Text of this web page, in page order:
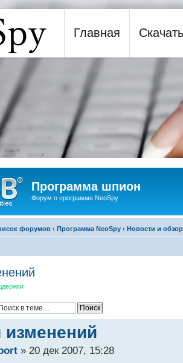
шпион NeoSpy
Главная Скачать
Программа шпион
Форум о программе NeoSpy
форумов ‹ Программа NeoSpy ‹ Новости и
изменений
» 20 дек 2007, 15:28